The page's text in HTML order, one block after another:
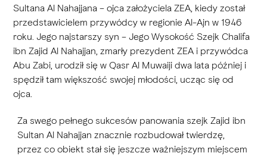
Sultana Al Nahajjana – ojca założyciela ZEA, kiedy został
przedstawicielem przywódcy w regionie Al-Ajn w 1946
roku. Jego najstarszy syn – Jego Wysokość Szejk Chalifa
ibn Zajid Al Nahajjan, zmarły prezydent ZEA i przywódca
Abu Zabi, urodził się w Qasr Al Muwaiji dwa lata później i
spędził tam większość swojej młodości, ucząc się od
ojca.
Za swego pełnego sukcesów panowania szejk Zajid ibn
Sultan Al Nahajjan znacznie rozbudował twierdzę,
przez co obiekt stał się jeszcze ważniejszym miejscem